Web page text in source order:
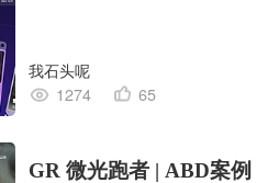
我石头呢
1274
65
GR 微光跑者 | ABD案例